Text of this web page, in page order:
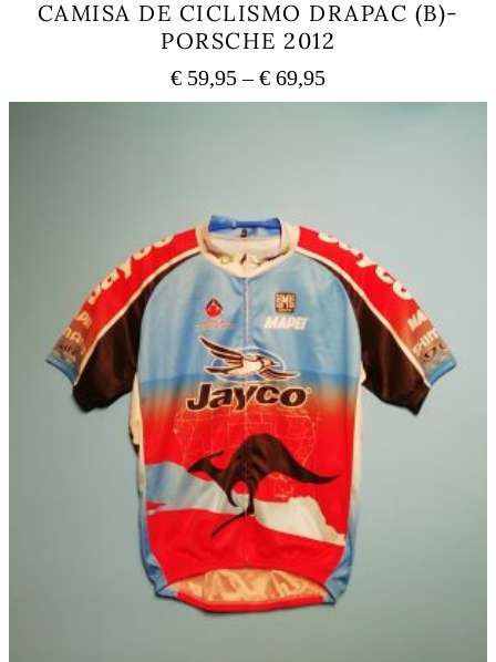
CAMISA DE CICLISMO DRAPAC (B)-
PORSCHE 2012
€ 59,95 – € 69,95Price
range:
options
may
be
chosen
on
the
product
page